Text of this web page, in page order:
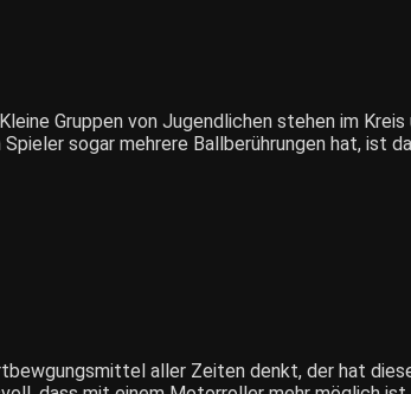
Gruppen von Jugendlichen stehen im
sogar mehrere Ballberührungen hat, ist
aller Zeiten denkt, der hat